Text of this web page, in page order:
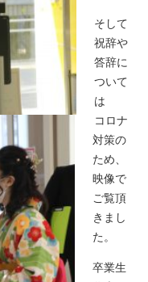
そして
祝辞や
答辞に
ついて
は
コロナ
対策の
ため、
映像で
ご覧頂
きまし
た。
卒業生